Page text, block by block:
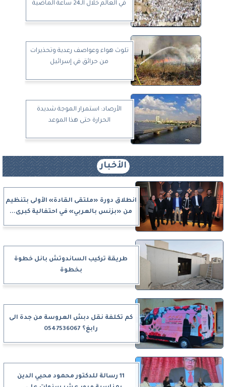
في العالم خلال الـ24 ساعة الماضية
تلوث هواء وعواصف رعدية وتحذيرات
من حرائق في إسرائيل
الأرصاد: استمرار الموجة شديدة
الحرارة حتى هذا الموعد
الأخبار
انطلاق دورة «ملتقى القادة» الأولى بتنظيم
من «بزنس بالعربي» في احتفالية كبرى...
طريقة تركيب الساندوتش بانل خطوة
بخطوة
كم تكلفة نقل دبش العروسة من جدة الى
رابغ؟ 0547536067
11 رسالة للدكتور محمود محيي الدين